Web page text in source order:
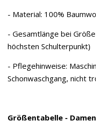
- Material: 100%
- Gesamtlänge bei
höchsten Schulterpunkt)
- Pflegehinweise:
Schonwaschgang, nicht
Größentabelle -